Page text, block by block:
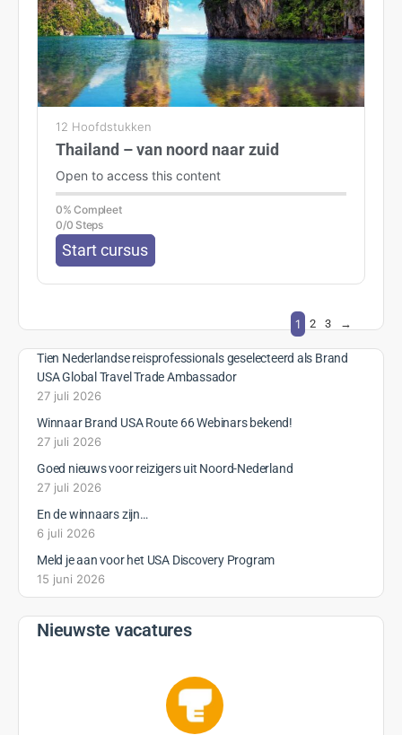
12 Hoofdstukken
Thailand – van noord naar zuid
Open to access this content
0% Compleet
0/0 Steps
Start cursus
1 2 3 →
Tien Nederlandse reisprofessionals geselecteerd als Brand
USA Global Travel Trade Ambassador
27 juli 2026
Winnaar Brand USA Route 66 Webinars bekend!
27 juli 2026
Goed nieuws voor reizigers uit Noord-Nederland
27 juli 2026
En de winnaars zijn…
6 juli 2026
Meld je aan voor het USA Discovery Program
15 juni 2026
Nieuwste vacatures